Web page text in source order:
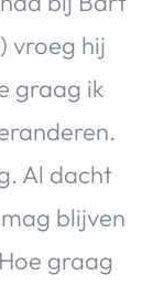
vroeg hij
graag ik
Al dacht
blijven
graag